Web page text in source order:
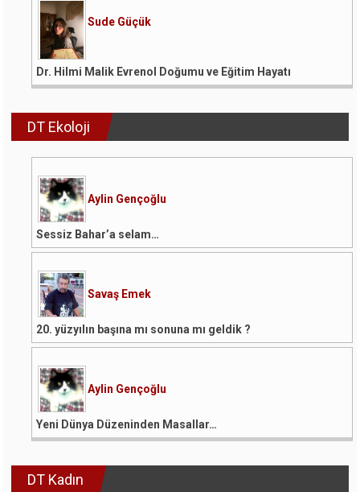
Sude Güçük
Dr. Hilmi Malik Evrenol Doğumu ve Eğitim Hayatı
DT Ekoloji
Aylin Gençoğlu
Sessiz Bahar’a selam…
Savaş Emek
20. yüzyılın başına mı sonuna mı geldik ?
Aylin Gençoğlu
Yeni Dünya Düzeninden Masallar…
DT Kadın